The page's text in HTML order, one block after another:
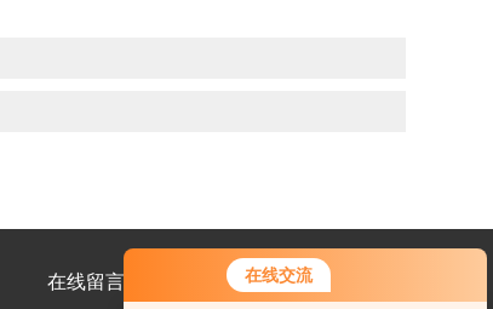
在线交流
在线留言 联系我们